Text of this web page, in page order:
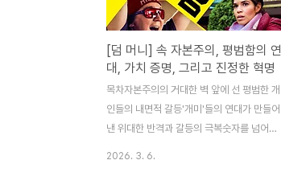
다. 하지만 이 영화는 가해자의 악행을 자극
적으로 전시하는 데 에너지를 쏟지 않습니다.
대신, 수십 년간 겹겹이 쌓여온 '침묵의 카르
텔'이 어떻게 작동해 왔는지, 그리고 그 견고
한 벽을 깨기 위해 얼마나 많은 이들의 피눈
물 나는 용기와 ..
[덤 머니] 속 자본주의, 평범함의 연
대, 가치 증명, 그리고 진정한 혁명
목차자본주의의 거대한 벽 앞에 선 평범한 개
인들의 내면적 갈등'개미'들의 연대가 만들어
낸 위대한 반격과 갈등의 극복숫자를 넘어선
2026. 3. 6.